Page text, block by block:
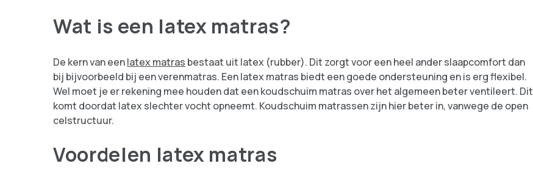
Wat is een latex matras?
De kern van eenlatex matras bestaat uit latex (rubber). Dit zorgt voor een heel ander slaapcomfort dan
bij bijvoorbeeld bij een verenmatras. Een latex matras biedt een goede ondersteuning en is erg flexibel.
Wel moet je er rekening mee houden dat een koudschuim matras over het algemeen beter ventileert. Dit
komt doordat latex slechter vocht opneemt. Koudschuim matrassen zijn hier beter in, vanwege de open
celstructuur.
Voordelen latex matras